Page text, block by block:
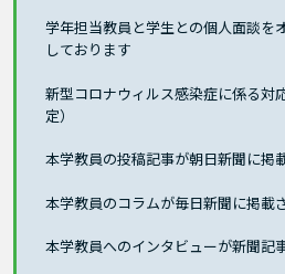
学年担当教員と学生との個人面談を
しております
新型コロナウィルス感染症に係る対
定）
本学教員の投稿記事が朝日新聞に掲
本学教員のコラムが毎日新聞に掲載
本学教員へのインタビューが新聞記